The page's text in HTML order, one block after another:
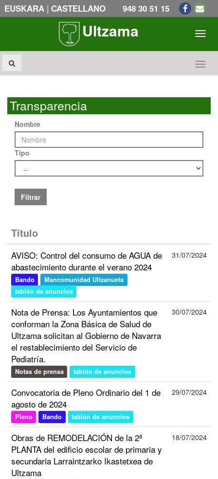
EUSKARA | CASTELLANO 948 30 51 15
Ultzama
Transparencia
Nombre
Tipo
Filtrar
Título
AVISO: Control del consumo de AGUA de
abastecimiento durante el verano 2024
Bando
Mancomunidad Ultzanueta
tablón de anuncios
31/07/2024
Nota de Prensa: Los Ayuntamientos que
conforman la Zona Básica de Salud de
Ultzama solicitan al Gobierno de Navarra
el restablecimiento del Servicio de
Pediatría.
Notas de prensa tablón de anuncios
30/07/2024
Convocatoria de Pleno Ordinario del 1 de
agosto de 2024
Pleno Bando tablón de anuncios
29/07/2024
Obras de REMODELACIÓN de la 2ª
PLANTA del edificio escolar de primaria y
secundaria Larraintzarko Ikastetxea de
Ultzama
18/07/2024